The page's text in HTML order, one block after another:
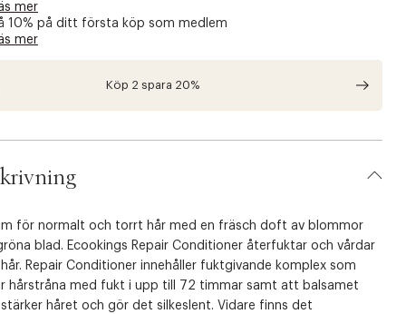
mer
10% på ditt första köp som medlem
mer
Köp 2 spara 20%
för normalt och torrt hår med en fräsch doft av blommor
blad. Ecookings Repair Conditioner återfuktar och vårdar
Repair Conditioner innehåller fuktgivande komplex som
hårstråna med fukt i upp till 72 timmar samt att balsamet
håret och gör det silkeslent. Vidare finns det